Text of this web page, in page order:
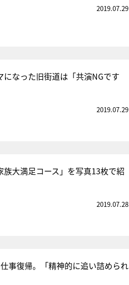
2019.07.29
なった旧街道は「共演NGです
2019.07.29
大満足コース」を写真13枚で紹
2019.07.28
事復帰。「精神的に追い詰められ